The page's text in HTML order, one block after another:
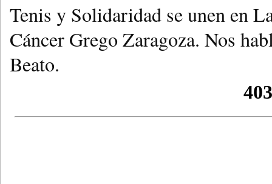
Tenis y Solidaridad se unen en
Cáncer Grego Zaragoza. Nos
Beato.